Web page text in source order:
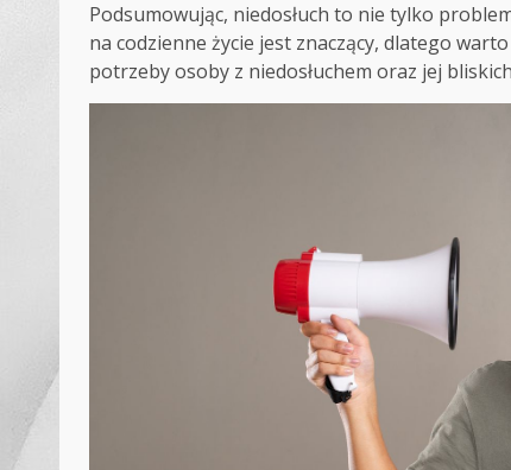
Podsumowując, niedosłuch to nie tylko
na codzienne życie jest znaczący, dlatego
potrzeby osoby z niedosłuchem oraz jej